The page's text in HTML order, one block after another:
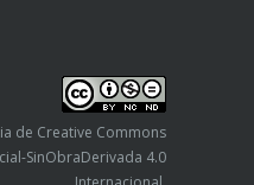
de Creative Commons
SinObraDerivada 4.0